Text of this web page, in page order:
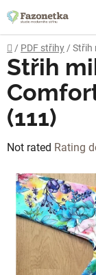
to
content
Home
/ PDF střihy / Střih
Střih
(111)
The
product
rating
Not rated Rating